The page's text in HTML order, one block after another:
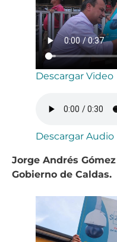
Descargar Video
Descargar Audio
Jorge Andrés
Gobierno de Caldas.